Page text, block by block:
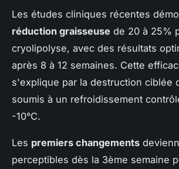
Les études cliniques récentes
réduction graisseuse de 20 à 25%
cryolipolyse, avec des résultats
après 8 à 12 semaines. Cette
s'explique par la destruction ciblée
soumis à un refroidissement
-10°C.
Les premiers changements
perceptibles dès la 3ème semaine